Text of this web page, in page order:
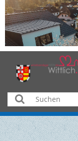
HOME
AKTUELLES
Suchen